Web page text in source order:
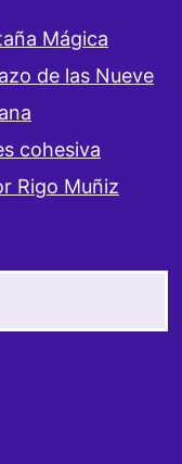
Mágica
de las Nueve
cohesiva
Rigo Muñiz